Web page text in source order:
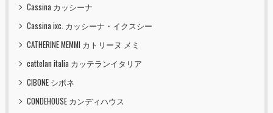
Cassina カッシーナ
Cassina ixc. カッシーナ・イクスシー
CATHERINE MEMMI カトリーヌ メミ
cattelan italia カッテランイタリア
CIBONE シボネ
CONDEHOUSE カンディハウス